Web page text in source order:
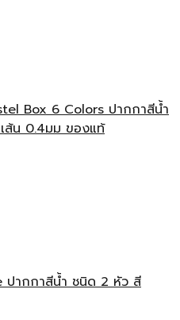
Box 6 Colors ปากกาสีน้ำ
ส้น 0.4มม ของแท้
ปากกาสีน้ำ ชนิด 2 หัว สี